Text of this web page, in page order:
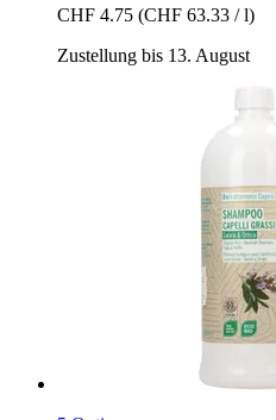
CHF 4.75 (CHF 63.33 / l)
Zustellung bis 13. August